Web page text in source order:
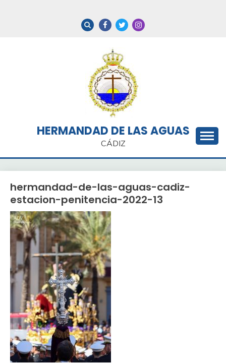
HERMANDAD DE LAS AGUAS
CÁDIZ
hermandad-de-las-aguas-cadiz-
estacion-penitencia-2022-13